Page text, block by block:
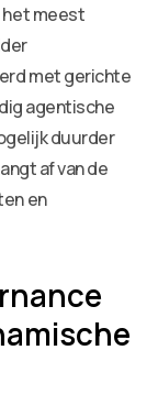
meest
met gerichte
agentische
duurder
af van de
en